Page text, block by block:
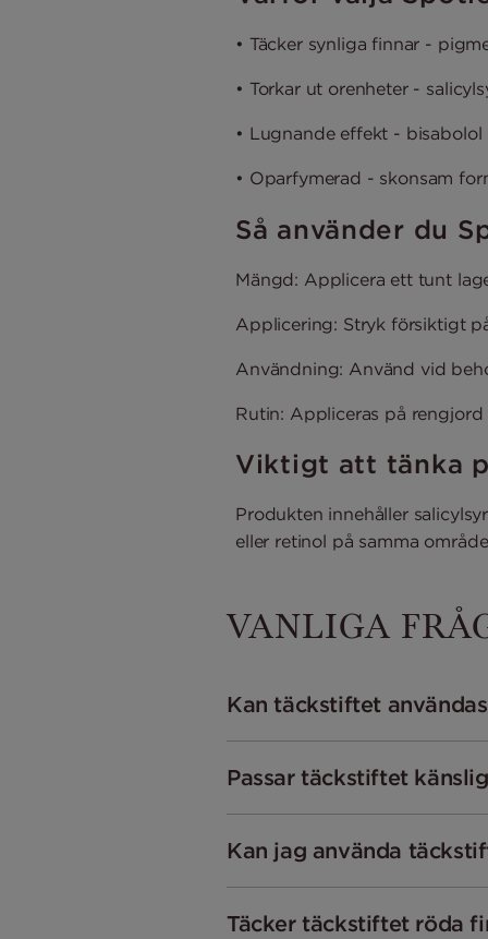
• Täcker synliga finnar -
• Torkar ut orenheter -
• Lugnande effekt -
• Oparfymerad - skonsam
Så använder du
Mängd: Applicera ett tunt
Applicering: Stryk försiktigt
Användning: Använd vid
Rutin: Appliceras på
Viktigt att tänka
Produkten innehåller
eller retinol på samma
VANLIGA
Kan täckstiftet
Passar täckstiftet
Kan jag använda
Täcker täckstiftet röda